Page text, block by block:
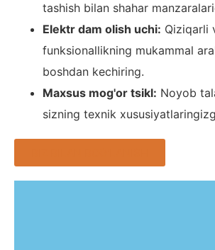
tashish bilan shahar
Elektr dam olish uchi: Qiziqarli
funksionallikning mukammal
boshdan kechiring.
Maxsus mog'or tsikl: Noyob
sizning texnik